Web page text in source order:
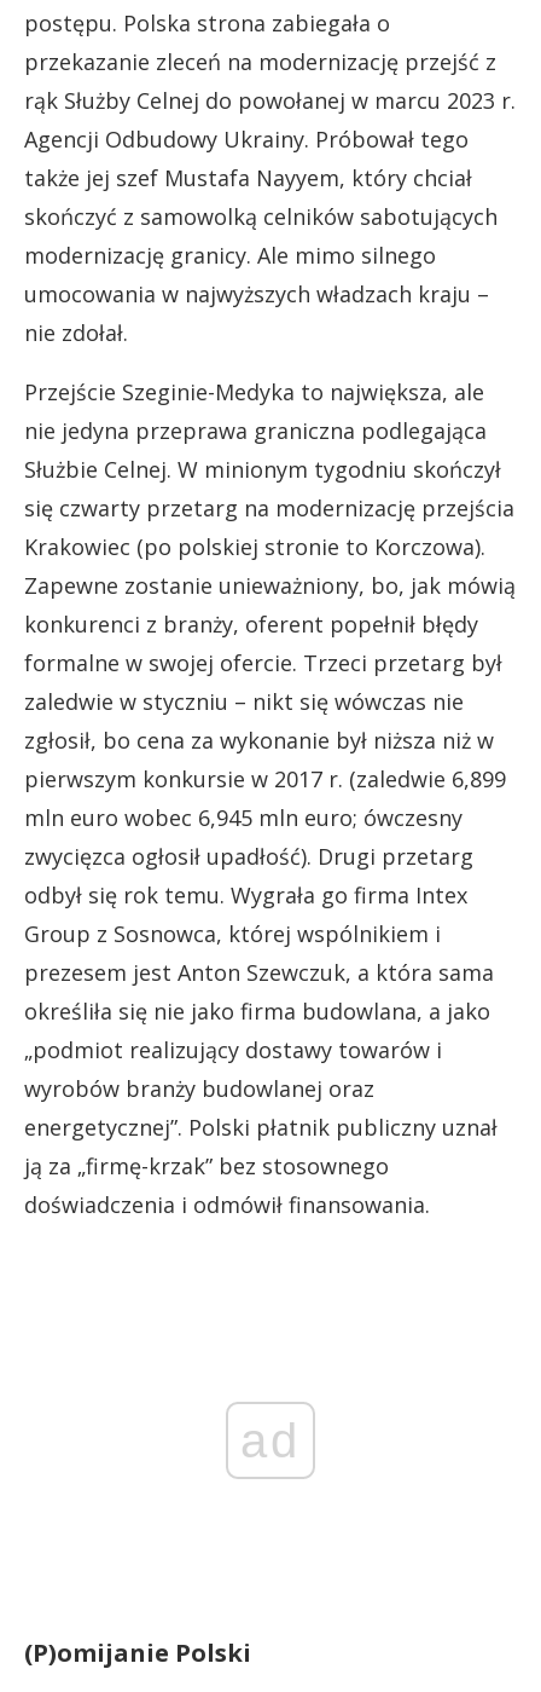
postępu. Polska strona zabiegała o
przekazanie zleceń na modernizację przejść z
rąk Służby Celnej do powołanej w marcu 2023 r.
Agencji Odbudowy Ukrainy. Próbował tego
także jej szef Mustafa Nayyem, który chciał
skończyć z samowolką celników sabotujących
modernizację granicy. Ale mimo silnego
umocowania w najwyższych władzach kraju –
nie zdołał.
Przejście Szeginie-Medyka to największa, ale
nie jedyna przeprawa graniczna podlegająca
Służbie Celnej. W minionym tygodniu skończył
się czwarty przetarg na modernizację przejścia
Krakowiec (po polskiej stronie to Korczowa).
Zapewne zostanie unieważniony, bo, jak mówią
konkurenci z branży, oferent popełnił błędy
formalne w swojej ofercie. Trzeci przetarg był
zaledwie w styczniu – nikt się wówczas nie
zgłosił, bo cena za wykonanie był niższa niż w
pierwszym konkursie w 2017 r. (zaledwie 6,899
mln euro wobec 6,945 mln euro; ówczesny
zwycięzca ogłosił upadłość). Drugi przetarg
odbył się rok temu. Wygrała go firma Intex
Group z Sosnowca, której wspólnikiem i
prezesem jest Anton Szewczuk, a która sama
określiła się nie jako firma budowlana, a jako
„podmiot realizujący dostawy towarów i
wyrobów branży budowlanej oraz
energetycznej”. Polski płatnik publiczny uznał
ją za „firmę-krzak” bez stosownego
doświadczenia i odmówił finansowania.
ad
(P)omijanie Polski